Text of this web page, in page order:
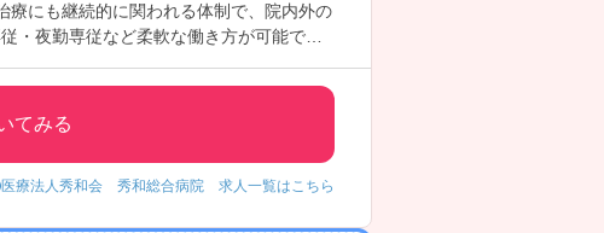
療にも継続的に関われる体制で、院内外の
・夜勤専従など柔軟な働き方が可能で
てみる
医療法人秀和会 秀和総合病院 求人一覧はこちら